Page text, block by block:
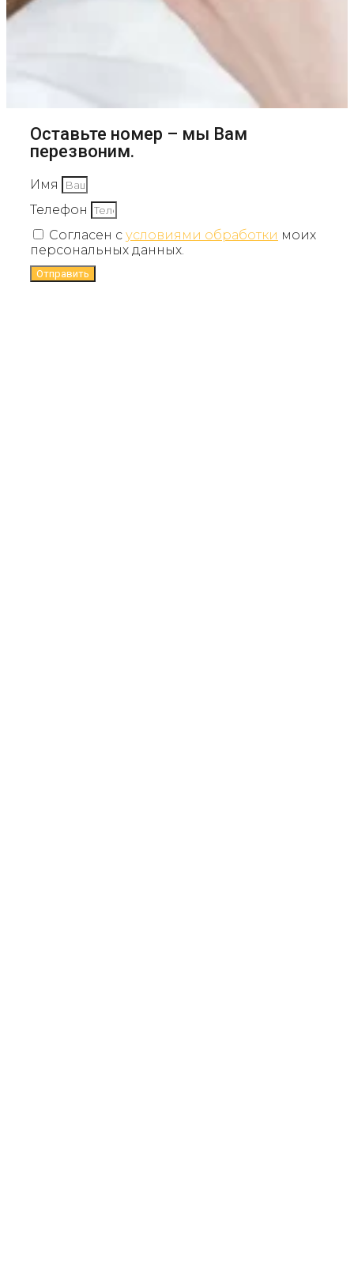
Оставьте номер – мы Вам
перезвоним.
Имя
Телефон
Согласен с условиями обработки моих
персональных данных.
Отправить